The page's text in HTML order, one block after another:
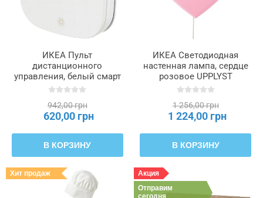
ИКЕА Пульт
дистанционного
управления, белый смарт
STYRBAR, 604.883.66
942,00 грн
620,00 грн
В КОРЗИНУ
ИКЕА Светодиодная
настенная лампа, сердце
розовое UPPLYST
УППЛИСТ, 404.403.42
1 256,00 грн
1 224,00 грн
В КОРЗИНУ
Хит продаж
Акция
Отправим